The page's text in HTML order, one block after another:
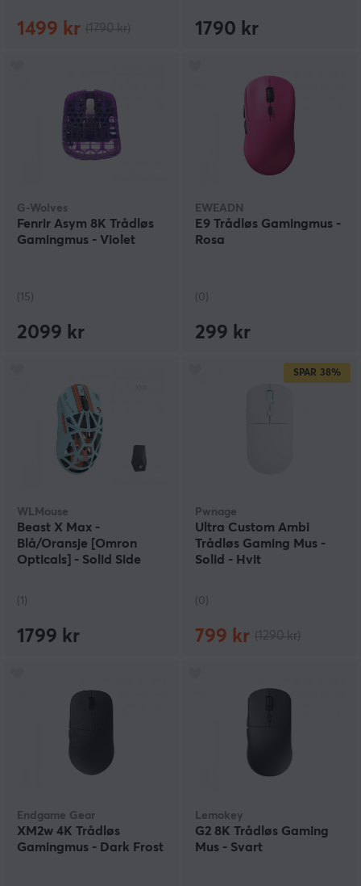
1499 kr 1790 kr
G-Wolves
Fenrir Asym 8K Trådløs
Gamingmus - Violet
(15)
2099 kr
EWEADN
E9 Trådløs Gamingmus -
Rosa
(0)
299 kr
WLMouse
Beast X Max -
Blå/Oransje [Omron
Opticals] - Solid Side
(1)
1799 kr
SPAR 38%
Pwnage
Ultra Custom Ambi
Trådløs Gaming Mus -
Solid - Hvit
(0)
799 kr
Endgame Gear
XM2w 4K Trådløs
Gamingmus - Dark Frost
Lemokey
G2 8K Trådløs Gaming
Mus - Svart